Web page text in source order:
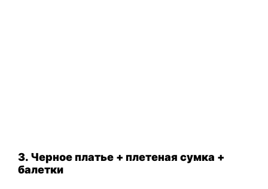
3. Черное платье + плетеная сумка +
балетки